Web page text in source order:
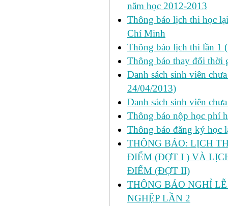
năm học 2012-2013
Thông báo lịch thi học
Chí Minh
Thông báo lịch thi lần 1
Thông báo thay đổi thời
Danh sách sinh viên
24/04/2013)
Danh sách sinh viên
Thông báo nộp học phí
Thông báo đăng ký học
THÔNG BÁO: LỊCH
ĐIỂM (ĐỢT I ) VÀ
ĐIỂM (ĐỢT II)
THÔNG BÁO NGHỈ
NGHỆP LẦN 2